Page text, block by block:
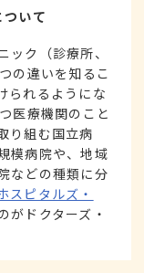
いて
ク（診療所、
の違いを知るこ
られるようにな
医療機関のこと
り組む国立病
模病院や、地域
などの種類に分
スピタルズ・
がドクターズ・